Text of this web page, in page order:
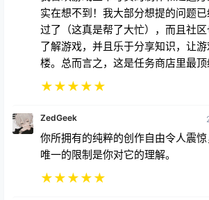
过了（这真是帮了大忙），而且社区
了解游戏，并且乐于分享知识，让
楼。总而言之，这是任务商店里最
★★★★★
你所拥有的纯粹的创作自由令人震
唯一的限制是你对它的理解。
★ ★★★★